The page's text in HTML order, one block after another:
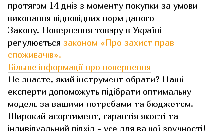
протягом 14 днів з моменту покупки за умови
виконання відповідних норм даного
Закону. Повернення товару в Україні
регулюється законом «Про захист прав
споживачів».
Більше інформації про повернення
Не знаєте, який інструмент обрати? Наші
експерти допоможуть підібрати оптимальну
модель за вашими потребами та бюджетом.
Широкий асортимент, гарантія якості та
індивідуальний підхід - усе для вашої зручності!